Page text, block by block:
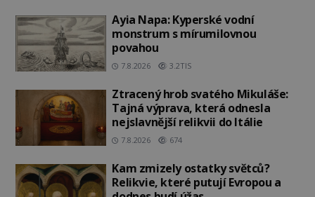
Ayia Napa: Kyperské vodní
monstrum s mírumilovnou
povahou
7.8.2026 3.2TIS
Ztracený hrob svatého Mikuláše:
Tajná výprava, která odnesla
nejslavnější relikvii do Itálie
7.8.2026 674
Kam zmizely ostatky světců?
Relikvie, které putují Evropou a